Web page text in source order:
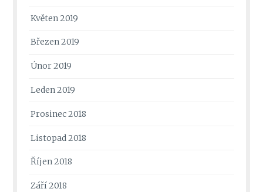
Květen 2019
Březen 2019
Únor 2019
Leden 2019
Prosinec 2018
Listopad 2018
Říjen 2018
Září 2018